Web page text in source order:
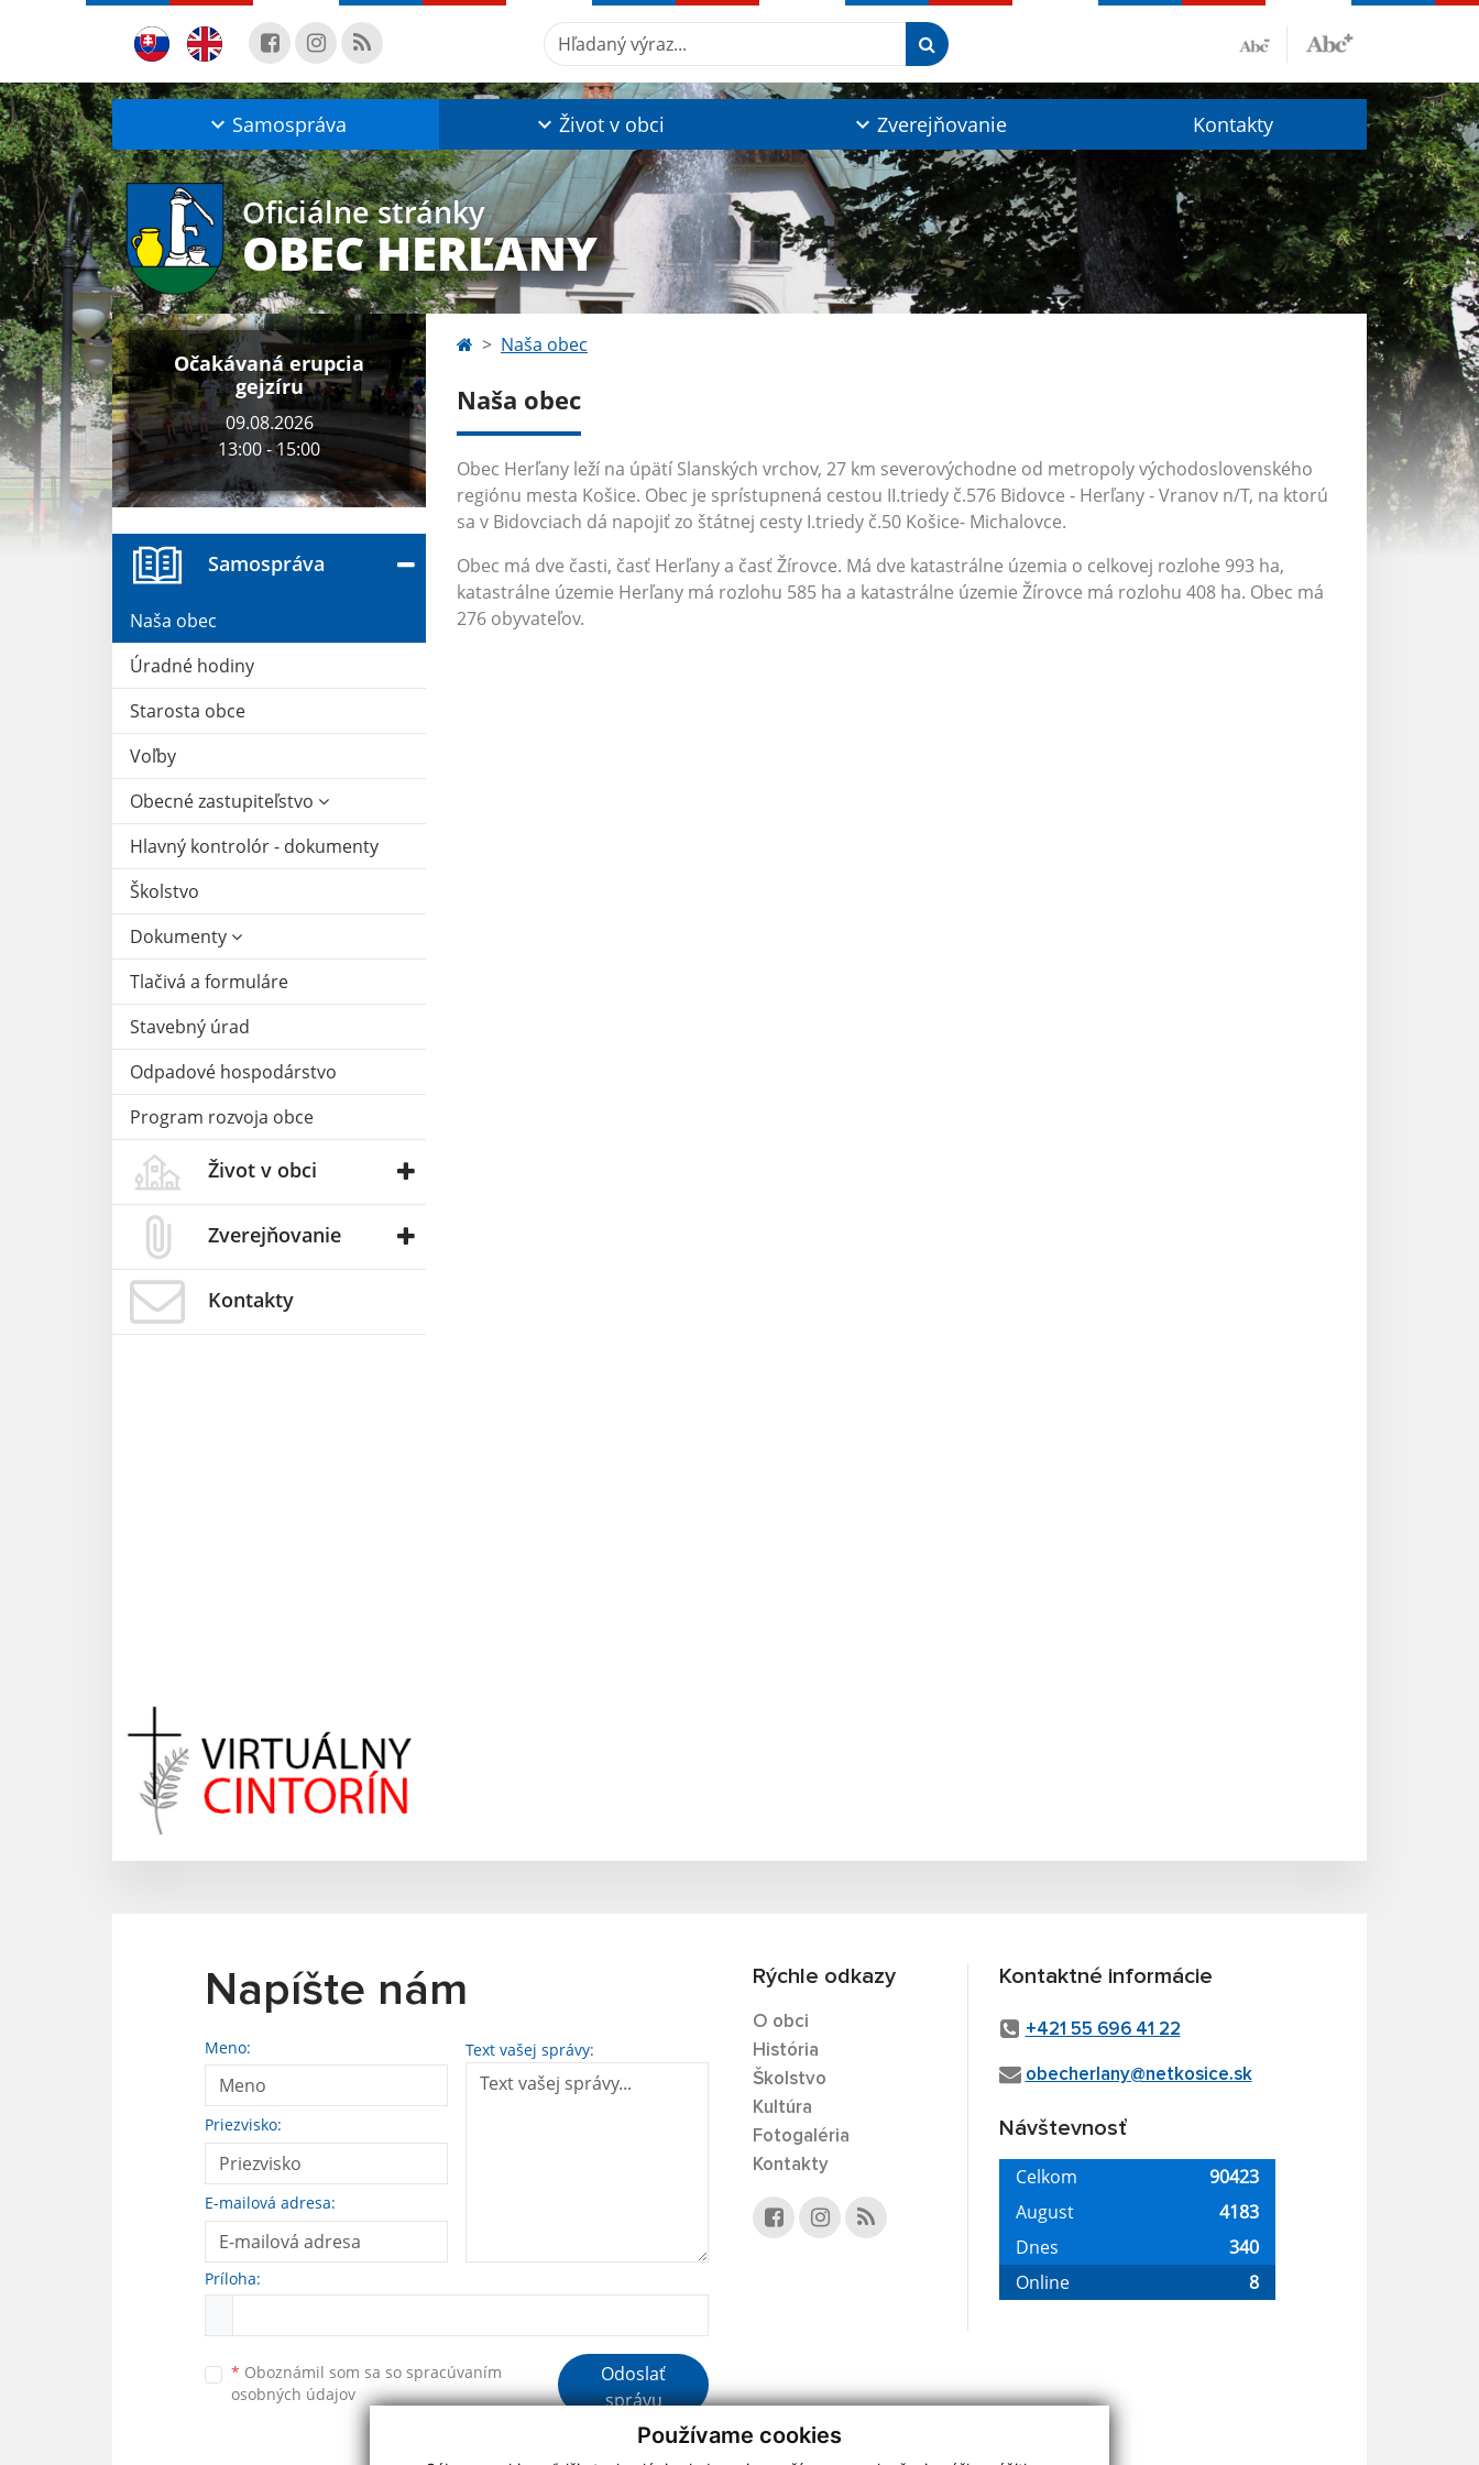
Používame cookies
Hľadaný výraz...
Samospráva Život v obci Zverejňovanie Kontakty
Oficiálne stránky
OBEC HERĽANY
Očakávaná erupcia
gejzíru
09.08.2026
13:00 - 15:00
Samospráva
Naša obec
Úradné hodiny
Starosta obce
Voľby
Obecné zastupiteľstvo
Hlavný kontrolór - dokumenty
Školstvo
Dokumenty
Tlačivá a formuláre
Stavebný úrad
Odpadové hospodárstvo
Program rozvoja obce
Život v obci
Zverejňovanie
Kontakty
Naša obec
Naša obec
Obec Herľany leží na úpätí Slanských vrchov, 27 km severovýchodne od metropoly východoslovenského
regiónu mesta Košice. Obec je sprístupnená cestou II.triedy č.576 Bidovce - Herľany - Vranov n/T, na ktorú
sa v Bidovciach dá napojiť zo štátnej cesty I.triedy č.50 Košice- Michalovce.
Obec má dve časti, časť Herľany a časť Žírovce. Má dve katastrálne územia o celkovej rozlohe 993 ha,
katastrálne územie Herľany má rozlohu 585 ha a katastrálne územie Žírovce má rozlohu 408 ha. Obec má
276 obyvateľov.
Napíšte nám
Meno:
Priezvisko:
E-mailová adresa:
Text vašej správy:
Príloha:
* Oboznámil som sa so spracúvaním
osobných údajov
Odoslať
správu
Rýchle odkazy
O obci
História
Školstvo
Kultúra
Fotogaléria
Kontakty
Kontaktné informácie
+421 55 696 41 22
obecherlany@netkosice.sk
Návštevnosť